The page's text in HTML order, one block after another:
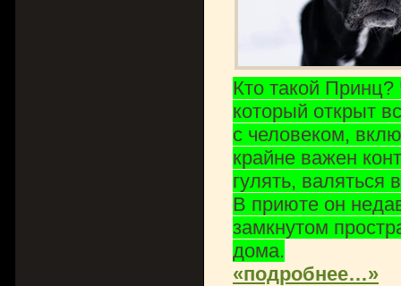
Кто такой
который открыт
с человеком,
крайне важен
гулять, валяться
В приюте он
замкнутом
дома.
«подробнее…»